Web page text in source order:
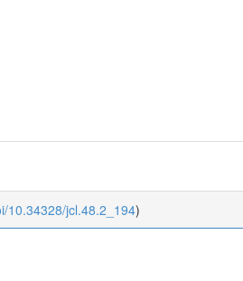
10.34328/jcl.48.2_194)